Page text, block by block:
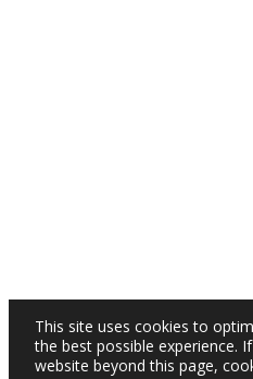
This site uses cookies to
the best possible experience.
website beyond this page,